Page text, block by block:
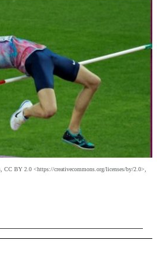
BY 2.0 <https://creativecommons.org/licenses/by/2.0>,